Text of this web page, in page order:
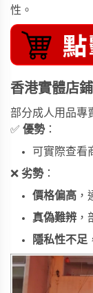
性。
香港實體店
部分成人用品專
✅ 優勢：
可實際查看
❌ 劣勢：
價格偏高 ，
真偽難辨 ，
隱私性不足